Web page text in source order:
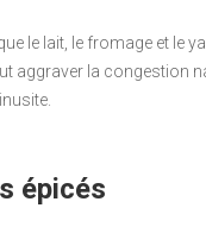
le lait, le fromage et le
aggraver la congestion
épicés